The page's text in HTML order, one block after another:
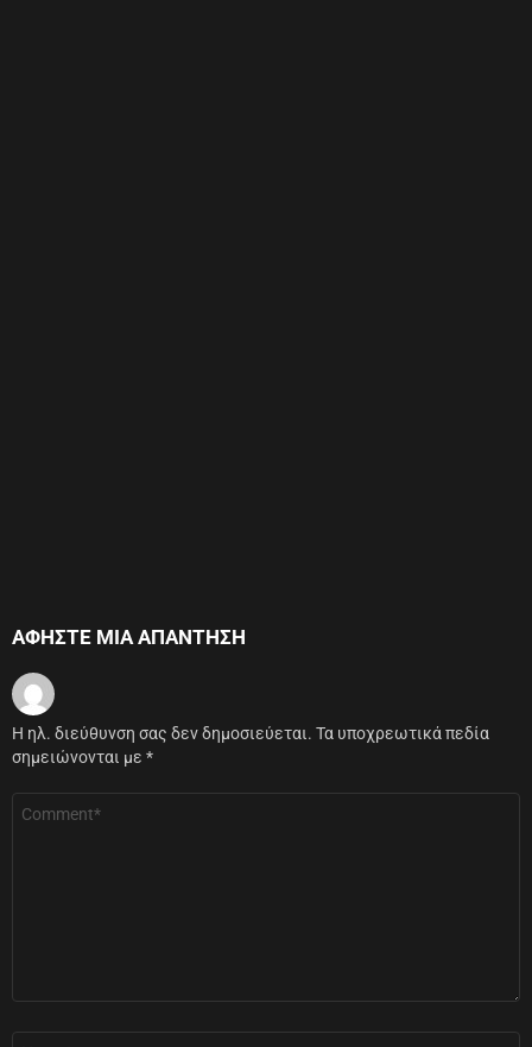
ΑΦΉΣΤΕ ΜΙΑ ΑΠΆΝΤΗΣΗ
Η ηλ. διεύθυνση σας δεν δημοσιεύεται. Τα υποχρεωτικά πεδία
σημειώνονται με *
Σχόλιο
Όνομα